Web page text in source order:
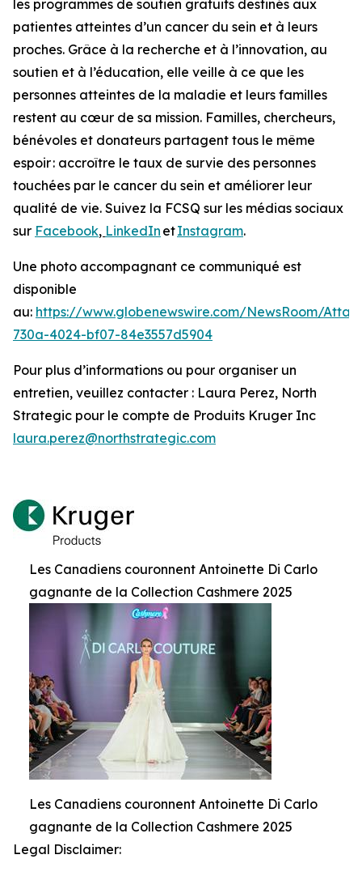
les programmes de soutien gratuits destinés aux
patientes atteintes d’un cancer du sein et à leurs
proches. Grâce à la recherche et à l’innovation, au
soutien et à l’éducation, elle veille à ce que les
personnes atteintes de la maladie et leurs familles
restent au cœur de sa mission. Familles, chercheurs,
bénévoles et donateurs partagent tous le même
espoir : accroître le taux de survie des personnes
touchées par le cancer du sein et améliorer leur
qualité de vie. Suivez la FCSQ sur les médias sociaux
sur Facebook, LinkedIn etInstagram.
Une photo accompagnant ce communiqué est
disponible
au: https://www.globenewswire.com/NewsRoom/
730a-4024-bf07-84e3557d5904
Pour plus d’informations ou pour organiser un
entretien, veuillez contacter : Laura Perez, North
Strategic pour le compte de Produits Kruger Inc
laura.perez@northstrategic.com
Les Canadiens couronnent Antoinette Di Carlo
gagnante de la Collection Cashmere 2025
Les Canadiens couronnent Antoinette Di Carlo
gagnante de la Collection Cashmere 2025
Legal Disclaimer: